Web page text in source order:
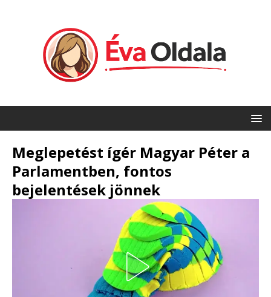
Meglepetést ígér Magyar Péter a
Parlamentben, fontos
bejelentések jönnek